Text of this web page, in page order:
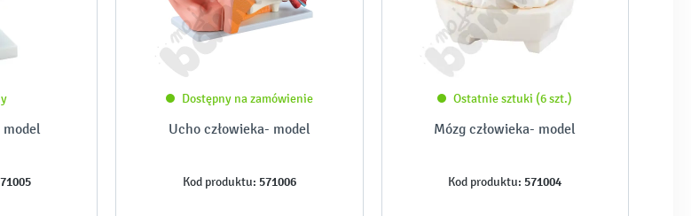
model
Dostępny na zamówienie
Ucho człowieka- model
Kod produktu: 571006
Ostatnie sztuki (6 szt.)
Mózg człowieka- model
Kod produktu: 571004